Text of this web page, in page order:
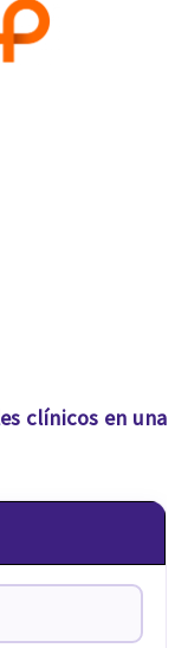
clínicos en una